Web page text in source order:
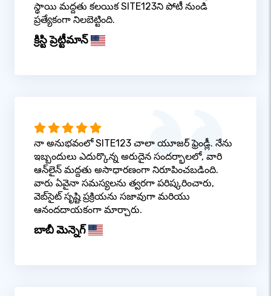
స్థాయి మద్దతు కలయిక SITE123ని పోటీ నుండి
ప్రత్యేకంగా నిలబెట్టింది.
క్రిస్టి ప్రెట్టీమాన్
నా అనుభవంలో SITE123 చాలా యూజర్ ఫ్రెండ్లీ. నేను
ఇబ్బందులు ఎదుర్కొన్న అరుదైన సందర్భాలలో, వారి
ఆన్‌లైన్ మద్దతు అసాధారణంగా నిరూపించబడింది.
వారు ఏవైనా సమస్యలను త్వరగా పరిష్కరించారు,
వెబ్‌సైట్ సృష్టి ప్రక్రియను సజావుగా మరియు
ఆనందదాయకంగా మార్చారు.
బాబీ మెన్నెగ్